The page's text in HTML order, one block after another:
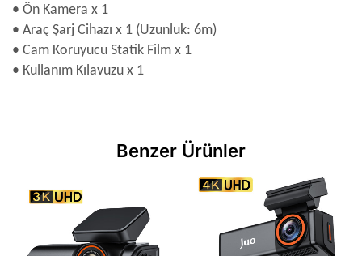
• Ön Kamera x 1
• Araç Şarj Cihazı x 1 (Uzunluk: 6m)
• Cam Koruyucu Statik Film x 1
• Kullanım Kılavuzu x 1
Benzer Ürünler